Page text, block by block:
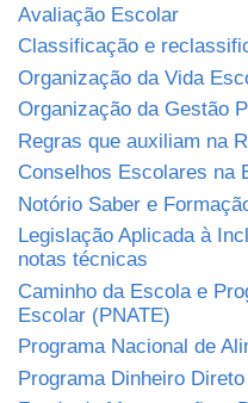
Avaliação Escolar
Classificação e
Organização da Vida
Organização da Gestão
Regras que auxiliam na
Conselhos Escolares na
Notório Saber e
Legislação Aplicada à
notas técnicas
Caminho da Escola e
Escolar (PNATE)
Programa Nacional de
Programa Dinheiro